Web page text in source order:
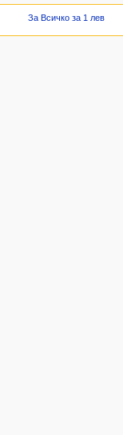
За Всичко за 1 лев